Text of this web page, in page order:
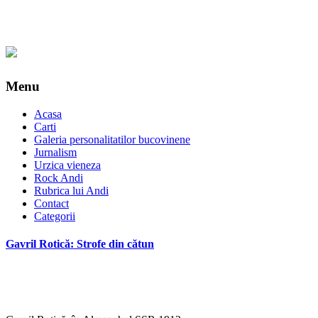
Menu
Acasa
Carti
Galeria personalitatilor bucovinene
Jurnalism
Urzica vieneza
Rock Andi
Rubrica lui Andi
Contact
Categorii
Gavril Rotică: Strofe din cătun